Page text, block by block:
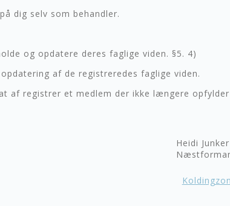
dig selv som behandler.
og opdatere deres faglige viden. §5. 4)
af de registreredes faglige viden.
af registrer et medlem der ikke længere
Heidi Junker